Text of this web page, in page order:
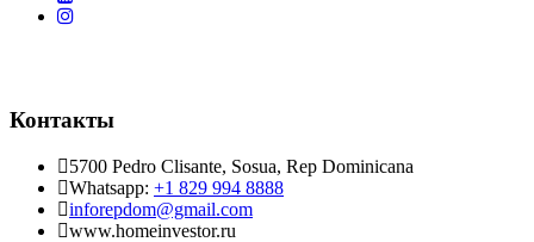
Контакты
5700 Pedro Clisante, Sosua, Rep Dominicana
Whatsapp: +1 829 994 8888
inforepdom@gmail.com
www.homeinvestor.ru